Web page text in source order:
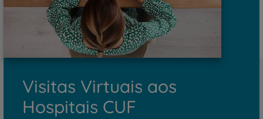
Visitas Virtuais aos
Hospitais CUF